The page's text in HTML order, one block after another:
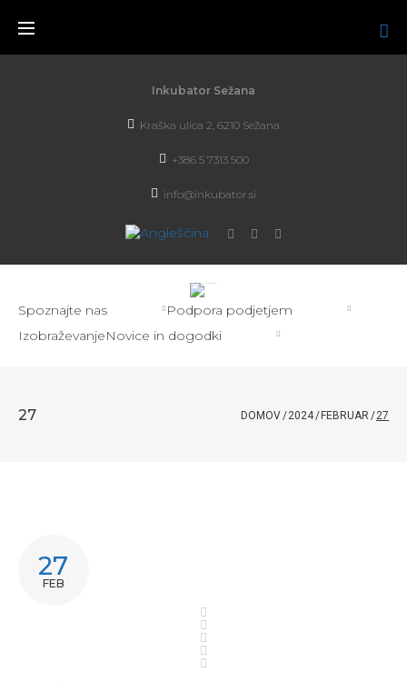
Inkubator Sežana
Kraška ulica 2, 6210 Sežana
+386 5 7313 500
info@inkubator.si
Spoznajte nas
Podpora podjetjem
IzobraževanjeNovice in dogodki
27 DOMOV/2024/ FEBRUAR /27
27
FEB